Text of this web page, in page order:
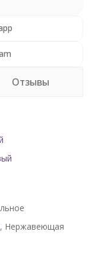
Отзывы
, Нержавеющая